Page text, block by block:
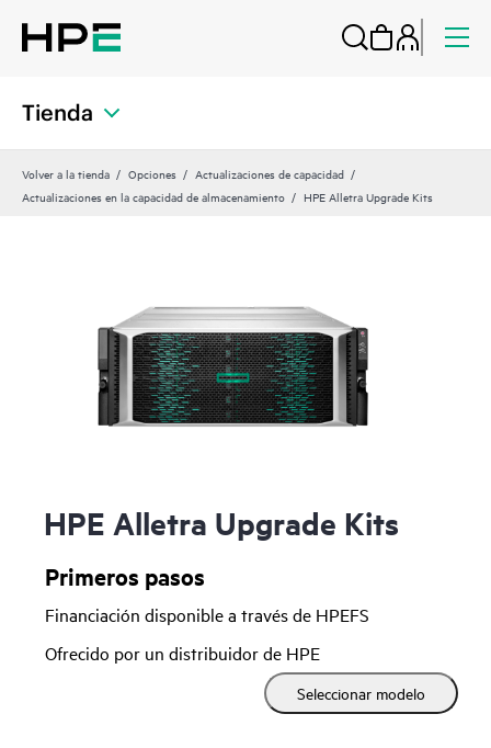
Tienda
Volver a la tienda Opciones
Actualizaciones de capacidad
Actualizaciones en la capacidad de almacenamiento
HPE Alletra Upgrade Kits
HPE Alletra Upgrade Kits
Primeros pasos
Financiación disponible a través de HPEFS
Ofrecido por un distribuidor de HPE
Seleccionar modelo